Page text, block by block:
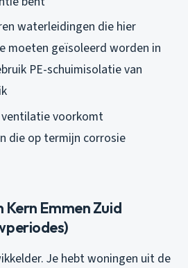
waterleidingen die hier
moeten geïsoleerd worden in
PE-schuimisolatie van
ventilatie voorkomt
die op termijn corrosie
Emmen Zuid
Je hebt woningen uit de